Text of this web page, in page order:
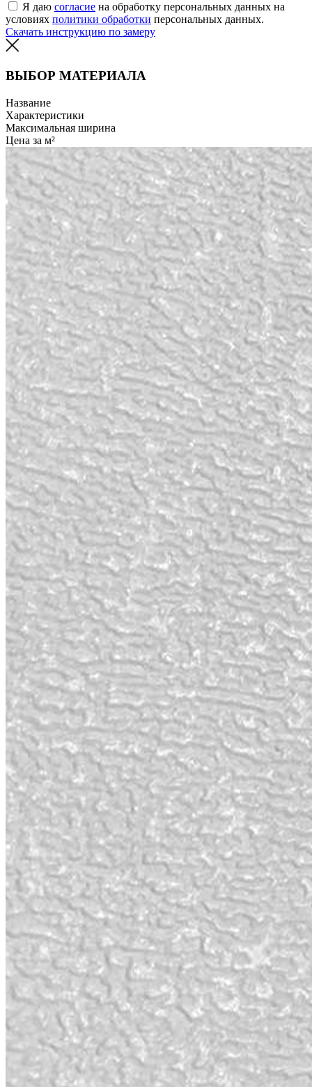
Я даю согласие на обработку персональных данных на
условиях политики обработки персональных данных.
Скачать инструкцию по замеру
ВЫБОР МАТЕРИАЛА
Название
Характеристики
Максимальная ширина
Цена за м²